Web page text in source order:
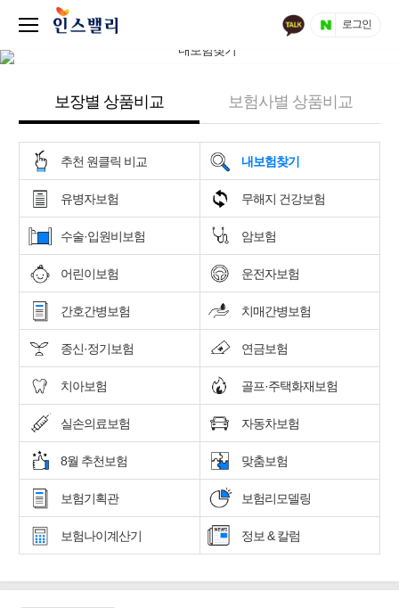
로그인
보장별 상품비교 보험사별 상품비교
추천 원클릭 비교 내보험찾기
유병자보험 무해지 건강보험
수술·입원비보험 암보험
어린이보험 운전자보험
간호간병보험 치매간병보험
종신·정기보험 연금보험
치아보험 골프·주택화재보험
실손의료보험 자동차보험
8월 추천보험 맞춤보험
보험기획관 보험리모델링
보험나이계산기 정보 & 칼럼